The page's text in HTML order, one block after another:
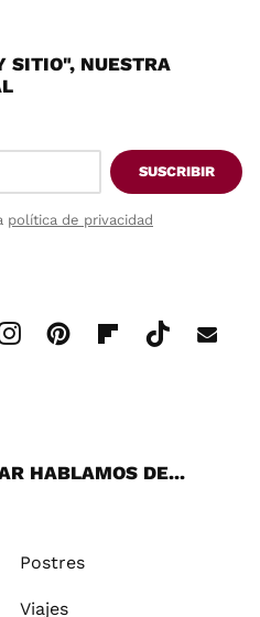
SITIO", NUESTRA
SUSCRIBIR
política de privacidad
HABLAMOS DE...
Postres
Viajes